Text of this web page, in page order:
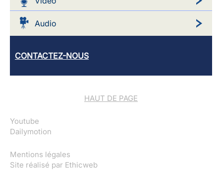
Audio
CONTACTEZ-NOUS
HAUT DE PAGE
Youtube
Dailymotion
Mentions légales
Site réalisé par Ethicweb